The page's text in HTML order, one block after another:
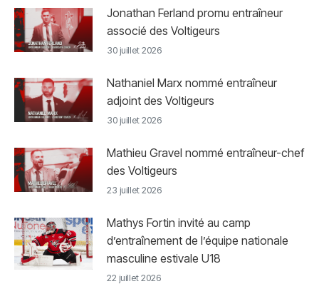
Jonathan Ferland promu entraîneur
associé des Voltigeurs
30 juillet 2026
Nathaniel Marx nommé entraîneur
adjoint des Voltigeurs
30 juillet 2026
Mathieu Gravel nommé entraîneur-chef
des Voltigeurs
23 juillet 2026
Mathys Fortin invité au camp
d’entraînement de l’équipe nationale
masculine estivale U18
22 juillet 2026